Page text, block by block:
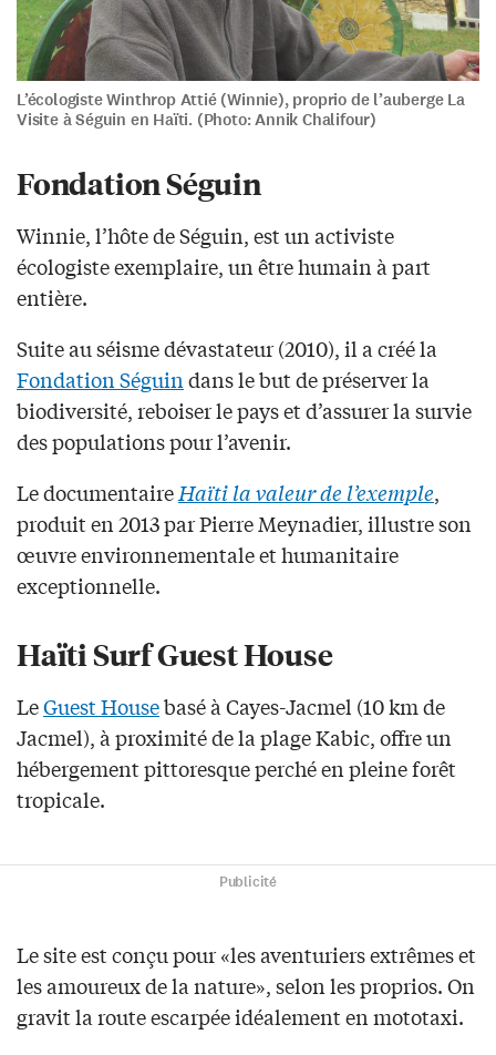
L’écologiste Winthrop Attié (Winnie), proprio de l’auberge La
Visite à Séguin en Haïti. (Photo: Annik Chalifour)
Fondation Séguin
Winnie, l’hôte de Séguin, est un activiste
écologiste exemplaire, un être humain à part
entière.
Suite au séisme dévastateur (2010), il a créé la
Fondation Séguindans le but de préserver la
biodiversité, reboiser le pays et d’assurer la survie
des populations pour l’avenir.
Le documentaireHaïti la valeur de l’exemple,
produit en 2013 par Pierre Meynadier, illustre son
œuvre environnementale et humanitaire
exceptionnelle.
Haïti Surf Guest House
LeGuest Housebasé à Cayes-Jacmel (10 km de
Jacmel), à proximité de la plage Kabic, offre un
hébergement pittoresque perché en pleine forêt
tropicale.
Publicité
Le site est conçu pour «les aventuriers extrêmes et
les amoureux de la nature», selon les proprios. On
gravit la route escarpée idéalement en mototaxi.